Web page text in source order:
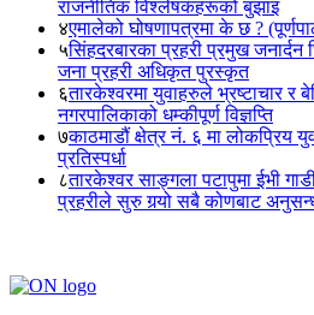
राजनीतिक विश्लेषकहरूको बुझाइ
४एमालेको घोषणापत्रमा के छ ?
५सिंहदरबारका प्रहरी प्रमुख जनार्दन
जना प्रहरी अधिकृत पुरस्कृत
६तारकेश्वरमा युवाहरुले भ्रष्टाचार र
नगरपालिकाको धम्कीपूर्ण विज्ञप्ति
७काठमाडौं क्षेत्र नं. ६ मा लोकप्रिय
प्रतिस्पर्धा
८तारकेश्वर साङ्गला पटापुमा ईभी
प्रहरीले सुरु गर्‍यो सबै कोणबाट